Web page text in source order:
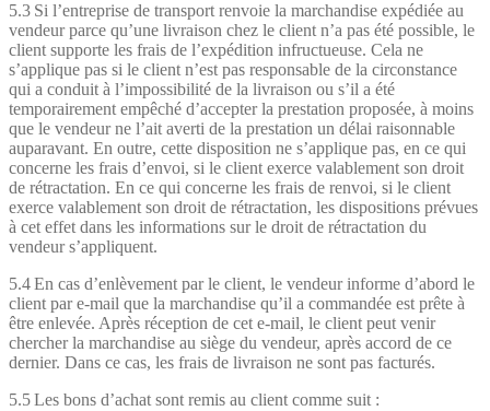
5.3 Si l’entreprise de transport renvoie la marchandise expédiée au
vendeur parce qu’une livraison chez le client n’a pas été possible, le
client supporte les frais de l’expédition infructueuse. Cela ne
s’applique pas si le client n’est pas responsable de la circonstance
qui a conduit à l’impossibilité de la livraison ou s’il a été
temporairement empêché d’accepter la prestation proposée, à moins
que le vendeur ne l’ait averti de la prestation un délai raisonnable
auparavant. En outre, cette disposition ne s’applique pas, en ce qui
concerne les frais d’envoi, si le client exerce valablement son droit
de rétractation. En ce qui concerne les frais de renvoi, si le client
exerce valablement son droit de rétractation, les dispositions prévues
à cet effet dans les informations sur le droit de rétractation du
vendeur s’appliquent.
5.4 En cas d’enlèvement par le client, le vendeur informe d’abord le
client par e-mail que la marchandise qu’il a commandée est prête à
être enlevée. Après réception de cet e-mail, le client peut venir
chercher la marchandise au siège du vendeur, après accord de ce
dernier. Dans ce cas, les frais de livraison ne sont pas facturés.
5.5 Les bons d’achat sont remis au client comme suit :